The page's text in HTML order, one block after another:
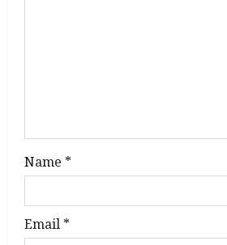
Name *
Email *